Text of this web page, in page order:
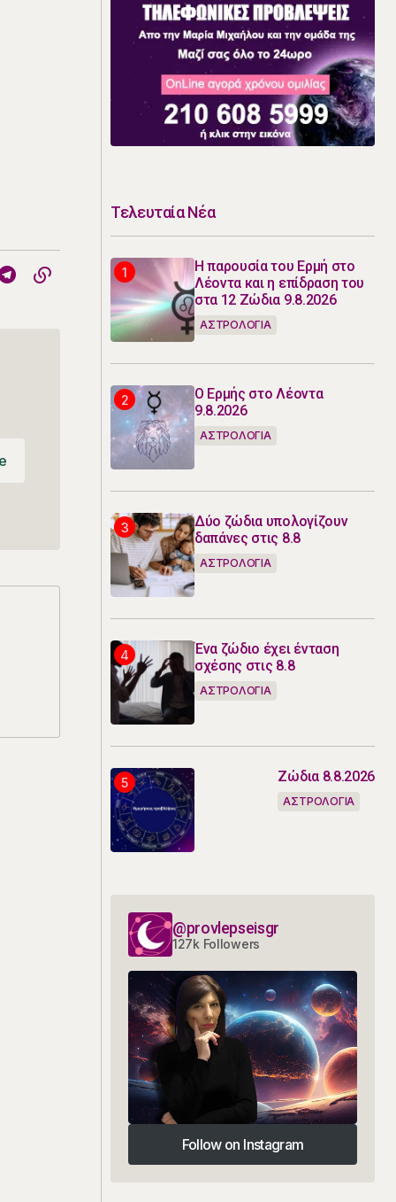
Τελευταία Νέα
Η παρουσία του Ερμή στο
Λέοντα και η επίδραση του
στα 12 Ζώδια 9.8.2026
ΑΣΤΡΟΛΟΓΙΑ
Ο Ερμής στο Λέοντα
9.8.2026
ΑΣΤΡΟΛΟΓΙΑ
Δύο ζώδια υπολογίζουν
δαπάνες στις 8.8
ΑΣΤΡΟΛΟΓΙΑ
Ένα ζώδιο έχει ένταση
σχέσης στις 8.8
ΑΣΤΡΟΛΟΓΙΑ
Ζώδια 8.8.2026
ΑΣΤΡΟΛΟΓΙΑ
@provlepseisgr
127k Followers
Follow on Instagram
Follow on Instagram